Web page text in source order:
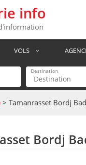
info
VOLS
Destination
> Tamanrasset Bordj
Bordj